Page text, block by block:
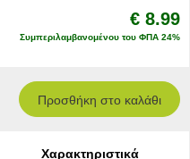
€ 8.99
Συμπεριλαμβανομένου του ΦΠΑ 24%
Προσθήκη στο καλάθι
Χαρακτηριστικά